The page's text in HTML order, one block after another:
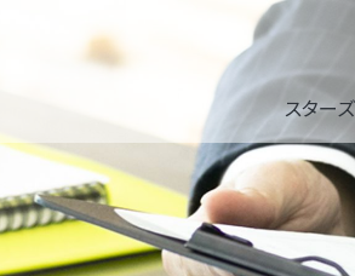
スター